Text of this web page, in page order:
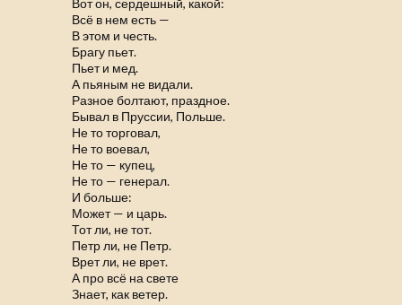
Вот он, сердешный, какой:
Всё в нем есть —
В этом и честь.
Брагу пьет.
Пьет и мед.
А пьяным не видали.
Разное болтают, праздное.
Бывал в Пруссии, Польше.
Не то торговал,
Не то воевал,
Не то — купец,
Не то — генерал.
И больше:
Может — и царь.
Тот ли, не тот.
Петр ли, не Петр.
Врет ли, не врет.
А про всё на свете
Знает, как ветер.